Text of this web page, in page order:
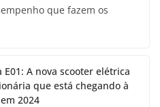
que fazem os
E01: A nova scooter elétrica
que está chegando à
2024